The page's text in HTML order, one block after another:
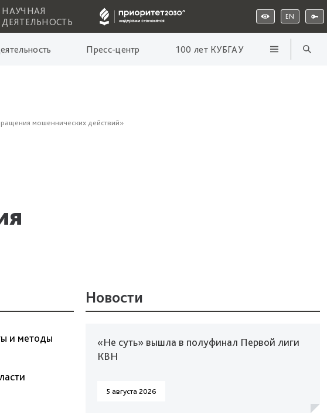
НАУЧНАЯ
ДЕЯТЕЛЬНОСТЬ
EN
Пресс-центр 100 лет КУБГАУ
мошеннических действий»
и методы
Новости
«Не суть» вышла в полуфинал Первой лиги
КВН
5 августа 2026